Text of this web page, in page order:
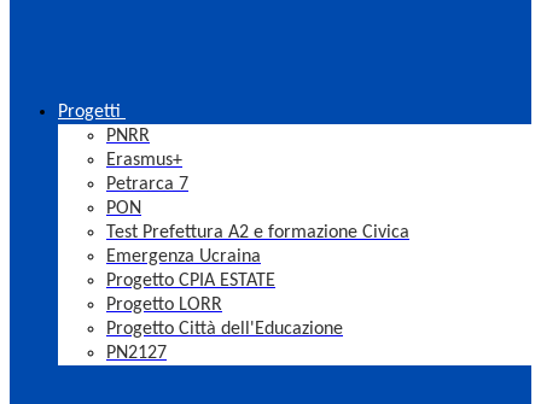
Progetti
PNRR
Erasmus+
Petrarca 7
PON
Test Prefettura A2 e formazione Civica
Emergenza Ucraina
Progetto CPIA ESTATE
Progetto LORR
Progetto Città dell'Educazione
PN2127